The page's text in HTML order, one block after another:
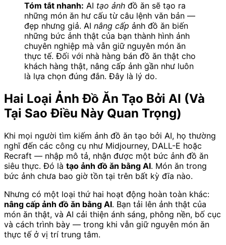
Tóm tắt nhanh: AI tạo ảnh đồ ăn sẽ tạo ra
những món ăn hư cấu từ câu lệnh văn bản —
đẹp nhưng giả. AI nâng cấp ảnh đồ ăn biến
những bức ảnh thật của bạn thành hình ảnh
chuyên nghiệp mà vẫn giữ nguyên món ăn
thực tế. Đối với nhà hàng bán đồ ăn thật cho
khách hàng thật, nâng cấp ảnh gần như luôn
là lựa chọn đúng đắn. Đây là lý do.
Hai Loại Ảnh Đồ Ăn Tạo Bởi AI (Và
Tại Sao Điều Này Quan Trọng)
Khi mọi người tìm kiếm ảnh đồ ăn tạo bởi AI, họ thường
nghĩ đến các công cụ như Midjourney, DALL-E hoặc
Recraft — nhập mô tả, nhận được một bức ảnh đồ ăn
siêu thực. Đó là tạo ảnh đồ ăn bằng AI. Món ăn trong
bức ảnh chưa bao giờ tồn tại trên bất kỳ đĩa nào.
Nhưng có một loại thứ hai hoạt động hoàn toàn khác:
nâng cấp ảnh đồ ăn bằng AI. Bạn tải lên ảnh thật của
món ăn thật, và AI cải thiện ánh sáng, phông nền, bố cục
và cách trình bày — trong khi vẫn giữ nguyên món ăn
thực tế ở vị trí trung tâm.